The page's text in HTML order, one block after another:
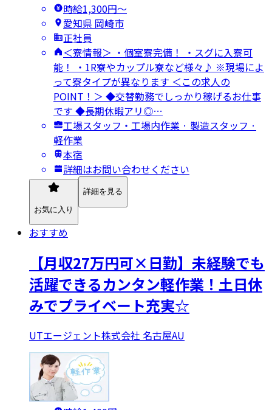
時給1,300円〜
愛知県 岡崎市
正社員
＜寮情報＞ ・個室寮完備！ ・スグに入寮可
能！ ・1R寮やカップル寮など様々♪ ※現場によ
って寮タイプが異なります ＜この求人の
POINT！＞ ◆交替勤務でしっかり稼げるお仕事
です ◆長期休暇アリ◎…
工場スタッフ・工場内作業 · 製造スタッフ ·
軽作業
本宿
詳細はお問い合わせください
お気に入り
詳細を見る
おすすめ
【月収27万円可×日勤】未経験でも
活躍できるカンタン軽作業！土日休
みでプライベート充実☆
UTエージェント株式会社 名古屋AU